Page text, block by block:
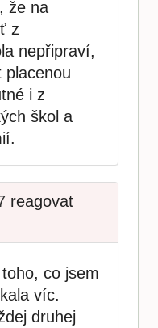
že na
z
nepřipraví,
placenou
i z
škol a
reagovat
co jsem
víc.
druhej